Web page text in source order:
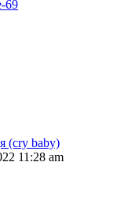
69
(cry baby)
11:28 am